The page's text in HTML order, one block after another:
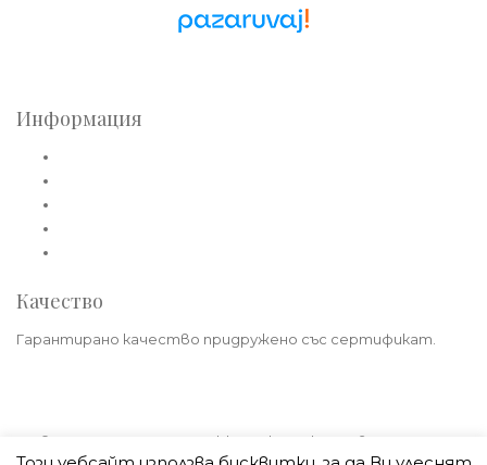
Информация
Качество
Гарантирано качество придружено със сертификат.
© 2021 - 2026 Teoreya-Gold.com | Всички права запазени.